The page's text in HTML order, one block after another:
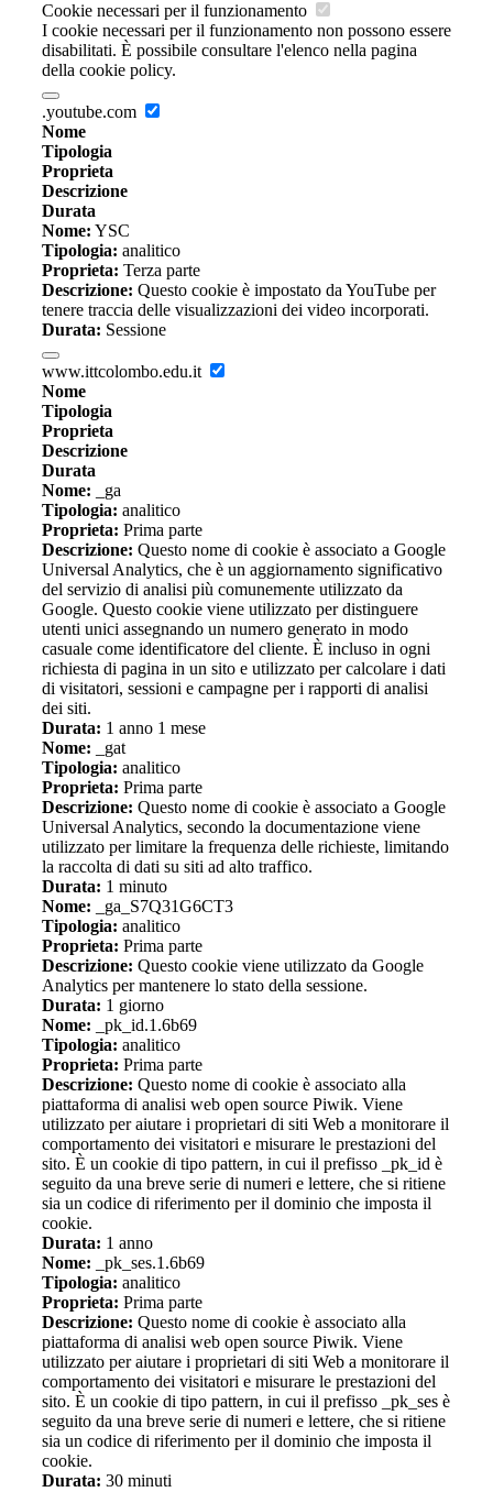
Cookie necessari per il funzionamento
I cookie necessari per il funzionamento non possono essere
disabilitati. È possibile consultare l'elenco nella pagina
della cookie policy.
.youtube.com
Nome
Tipologia
Proprieta
Descrizione
Durata
Nome: YSC
Tipologia: analitico
Proprieta: Terza parte
Descrizione: Questo cookie è impostato da YouTube per
tenere traccia delle visualizzazioni dei video incorporati.
Durata: Sessione
www.ittcolombo.edu.it
Nome
Tipologia
Proprieta
Descrizione
Durata
Nome: _ga
Tipologia: analitico
Proprieta: Prima parte
Descrizione: Questo nome di cookie è associato a Google
Universal Analytics, che è un aggiornamento significativo
del servizio di analisi più comunemente utilizzato da
Google. Questo cookie viene utilizzato per distinguere
utenti unici assegnando un numero generato in modo
casuale come identificatore del cliente. È incluso in ogni
richiesta di pagina in un sito e utilizzato per calcolare i dati
di visitatori, sessioni e campagne per i rapporti di analisi
dei siti.
Durata: 1 anno 1 mese
Nome: _gat
Tipologia: analitico
Proprieta: Prima parte
Descrizione: Questo nome di cookie è associato a Google
Universal Analytics, secondo la documentazione viene
utilizzato per limitare la frequenza delle richieste, limitando
la raccolta di dati su siti ad alto traffico.
Durata: 1 minuto
Nome: _ga_S7Q31G6CT3
Tipologia: analitico
Proprieta: Prima parte
Descrizione: Questo cookie viene utilizzato da Google
Analytics per mantenere lo stato della sessione.
Durata: 1 giorno
Nome: _pk_id.1.6b69
Tipologia: analitico
Proprieta: Prima parte
Descrizione: Questo nome di cookie è associato alla
piattaforma di analisi web open source Piwik. Viene
utilizzato per aiutare i proprietari di siti Web a monitorare il
comportamento dei visitatori e misurare le prestazioni del
sito. È un cookie di tipo pattern, in cui il prefisso _pk_id è
seguito da una breve serie di numeri e lettere, che si ritiene
sia un codice di riferimento per il dominio che imposta il
cookie.
Durata: 1 anno
Nome: _pk_ses.1.6b69
Tipologia: analitico
Proprieta: Prima parte
Descrizione: Questo nome di cookie è associato alla
piattaforma di analisi web open source Piwik. Viene
utilizzato per aiutare i proprietari di siti Web a monitorare il
comportamento dei visitatori e misurare le prestazioni del
sito. È un cookie di tipo pattern, in cui il prefisso _pk_ses è
seguito da una breve serie di numeri e lettere, che si ritiene
sia un codice di riferimento per il dominio che imposta il
cookie.
Durata: 30 minuti